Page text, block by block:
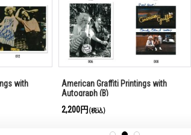
Magazine Vol.4
最新号発売中!! MQQNEYES
International Magazine No.28 2026
1,210円(税込)